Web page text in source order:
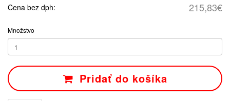
Cena bez dph: 215,83€
Množstvo
Pridať do košíka